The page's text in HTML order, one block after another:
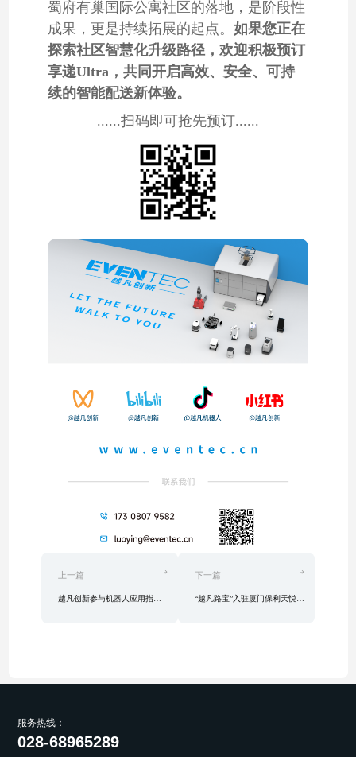
蜀府有巢国际公寓社区的落地，是阶段性
成果，更是持续拓展的起点。 如果您正在
探索社区智慧化升级路径，欢迎积极预订
享递Ultra，共同开启高效、安全、可持
续的智能配送新体验。
......扫码即可抢先预订......
上一篇
越凡创新参与机器人应用指南编制，为机器人城市空间场景落地提供实操指引
下一篇
“越凡路宝”入驻厦门保利天悦，打造高端社区配送新范式
服务热线：
028-68965289